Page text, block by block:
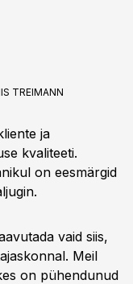
TREIMANN
ja
kvaliteeti.
on eesmärgid
vaid siis,
Meil
on pühendunud